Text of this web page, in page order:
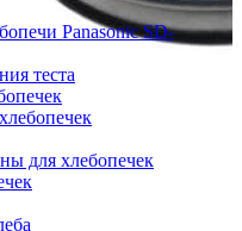
Panasonic SD-
теста
для хлебопечек